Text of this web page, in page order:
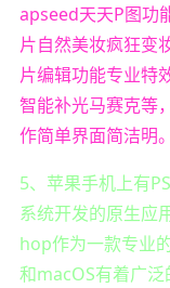
apseed天天P图功
片自然美妆疯狂变
片编辑功能专业特
智能补光马赛克等
作简单界面简洁明。
5、苹果手机上有
系统开发的原生应
hop作为一款专业
和macOS有着广